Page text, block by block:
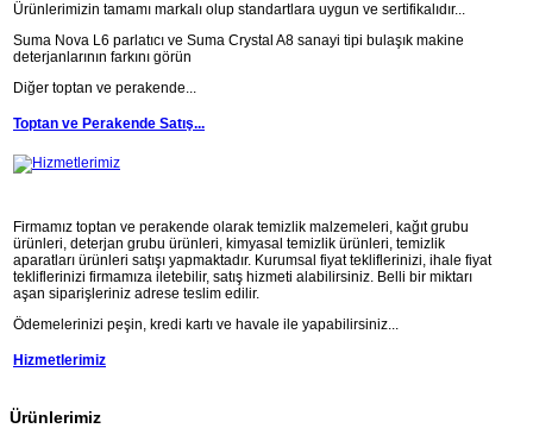
Ürünlerimizin tamamı markalı olup standartlara uygun ve sertifikalıdır...
Suma Nova L6 parlatıcı ve Suma Crystal A8 sanayi tipi bulaşık makine
deterjanlarının farkını görün
Diğer toptan ve perakende...
Toptan ve Perakende Satış...
Firmamız toptan ve perakende olarak temizlik malzemeleri, kağıt grubu
ürünleri, deterjan grubu ürünleri, kimyasal temizlik ürünleri, temizlik
aparatları ürünleri satışı yapmaktadır. Kurumsal fiyat tekliflerinizi, ihale fiyat
tekliflerinizi firmamıza iletebilir, satış hizmeti alabilirsiniz. Belli bir miktarı
aşan siparişleriniz adrese teslim edilir.
Ödemelerinizi peşin, kredi kartı ve havale ile yapabilirsiniz...
Hizmetlerimiz
Ürünlerimiz